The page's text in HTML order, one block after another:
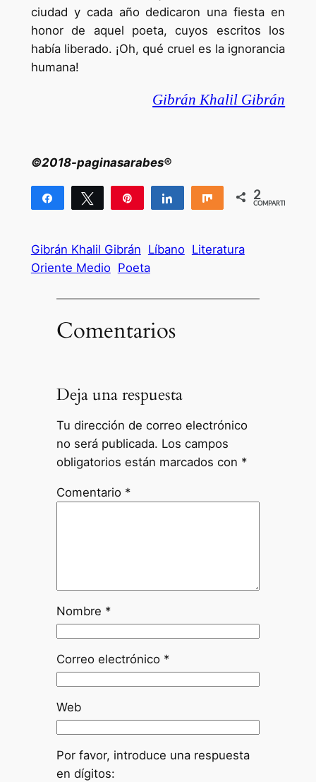
ciudad y cada año dedicaron una fiesta en
honor de aquel poeta, cuyos escritos los
había liberado. ¡Oh, qué cruel es la ignorancia
humana!
Gibrán Khalil Gibrán
©2018-paginasarabes®
Compartir Twittear Compartir Compartir
2
COMPARTIR
Gibrán Khalil Gibrán Líbano Literatura
Oriente Medio Poeta
Comentarios
Deja una respuesta
Tu dirección de correo electrónico
no será publicada. Los campos
obligatorios están marcados con *
Comentario *
Nombre *
Correo electrónico *
Web
Por favor, introduce una respuesta
en dígitos: